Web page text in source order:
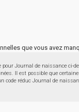
que vous avez
pour Journal de naissance ci-
Il est possible que
code réduc Journal de